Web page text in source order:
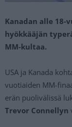
Kanadan alle 18-
hyökkääjän
MM-kultaa.
USA ja Kanada
vuotiaiden MM-
erän puolivälissä
Trevor Connellyn